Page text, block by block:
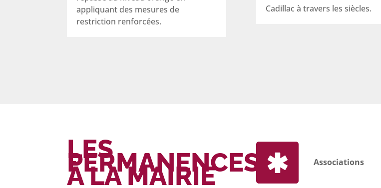
appliquant des mesures de
restriction renforcées.
Cadillac à travers les siècles.
LES
PERMANENCES
À LA MAIRIE Associations